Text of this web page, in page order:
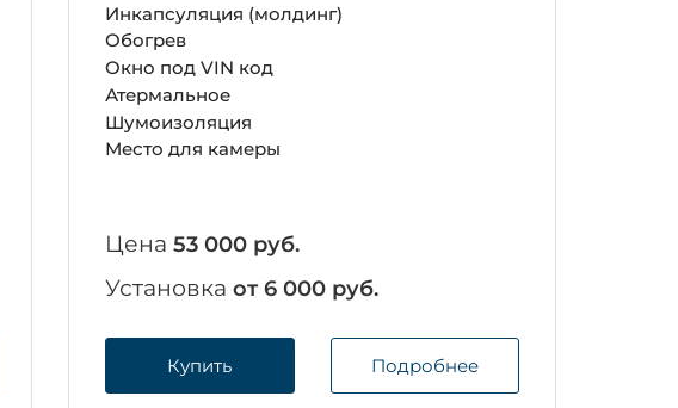
Инкапсуляция (молдинг)
Обогрев
Окно под VIN код
Атермальное
Шумоизоляция
Место для камеры
Цена53 000 руб.
Установкаот 6 000 руб.
Купить Подробнее